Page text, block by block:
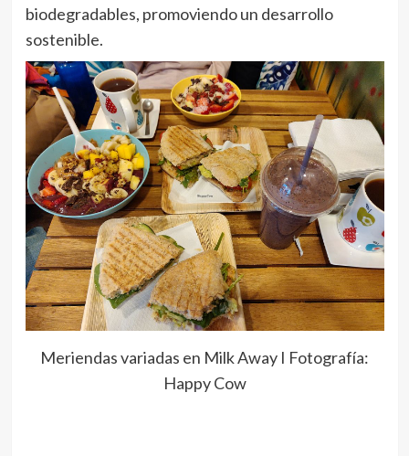
biodegradables, promoviendo un desarrollo
sostenible.
Meriendas variadas en Milk Away I Fotografía:
Happy Cow